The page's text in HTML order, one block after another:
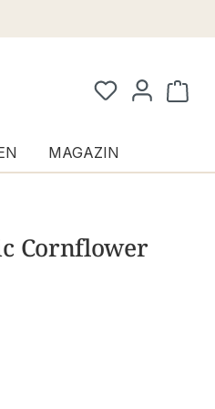
MAGAZIN
Cornflower